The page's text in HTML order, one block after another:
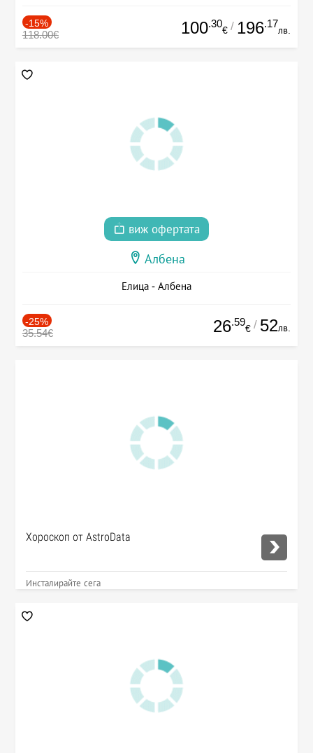
-15%
118.00€ 100.30
€ / 196.17
лв.
виж офертата
Албена
Елица - Албена
-25%
35.54€ 26.59
€ / 52лв.
Хороскоп от AstroData
Инсталирайте сега